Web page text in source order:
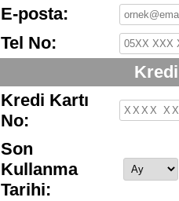
E-posta:
Tel No:
Kredi Kartı
No:
Son
Kullanma
Tarihi: